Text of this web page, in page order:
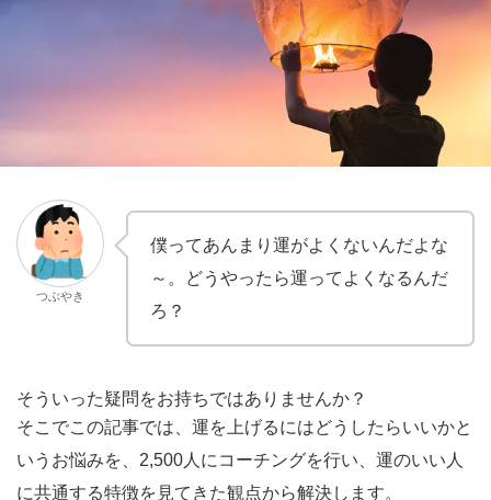
つぶやき
僕ってあんまり運がよくないんだよな
～。どうやったら運ってよくなるんだ
ろ？
そういった疑問をお持ちではありませんか？
そこでこの記事では、運を上げるにはどうしたらいいかと
いうお悩みを、2,500人にコーチングを行い、運のいい人
に共通する特徴を見てきた観点から解決します。